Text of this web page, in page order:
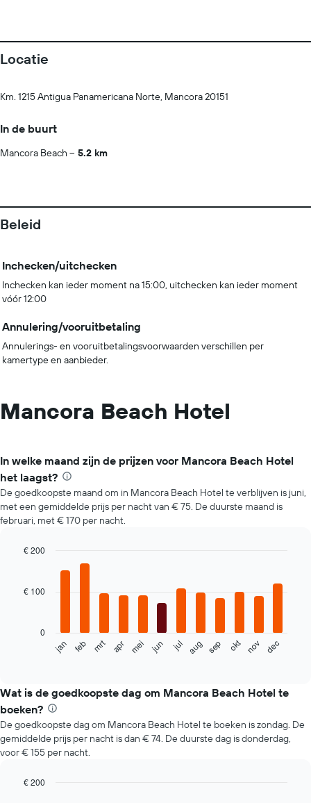
Locatie
Km. 1215 Antigua Panamericana Norte, Mancora 20151
In de buurt
Mancora Beach 5.2 km
Beleid
Inchecken/uitchecken
Inchecken kan ieder moment na 15:00, uitchecken kan ieder moment
vóór 12:00
Annulering/vooruitbetaling
Annulerings- en vooruitbetalingsvoorwaarden verschillen per
kamertype en aanbieder.
Mancora Beach Hotel
In welke maand zijn de prijzen voor Mancora Beach Hotel
het laagst?
De goedkoopste maand om in Mancora Beach Hotel te verblijven is juni,
met een gemiddelde prijs per nacht van € 75. De duurste maand is
februari, met € 170 per nacht.
with
12
volgende
de
gemiddelde
prijs
per
maand
van
kamer
jan feb mrt apr mei jun jul aug sep okt nov dec
0
€ 100
€ 200
Wat is de goedkoopste dag om Mancora Beach Hotel te
boeken?
De goedkoopste dag om Mancora Beach Hotel te boeken is zondag. De
gemiddelde prijs per nacht is dan € 74. De duurste dag is donderdag,
voor € 155 per nacht.
€ 200